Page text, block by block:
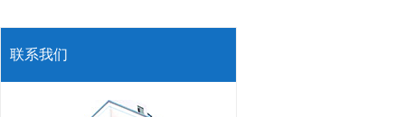
联系我们